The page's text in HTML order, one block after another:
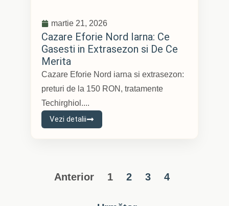
martie 21, 2026
Cazare Eforie Nord Iarna: Ce
Gasesti in Extrasezon si De Ce
Merita
Cazare Eforie Nord iarna si extrasezon:
preturi de la 150 RON, tratamente
Techirghiol....
Vezi detalii
Anterior 1 2 3 4